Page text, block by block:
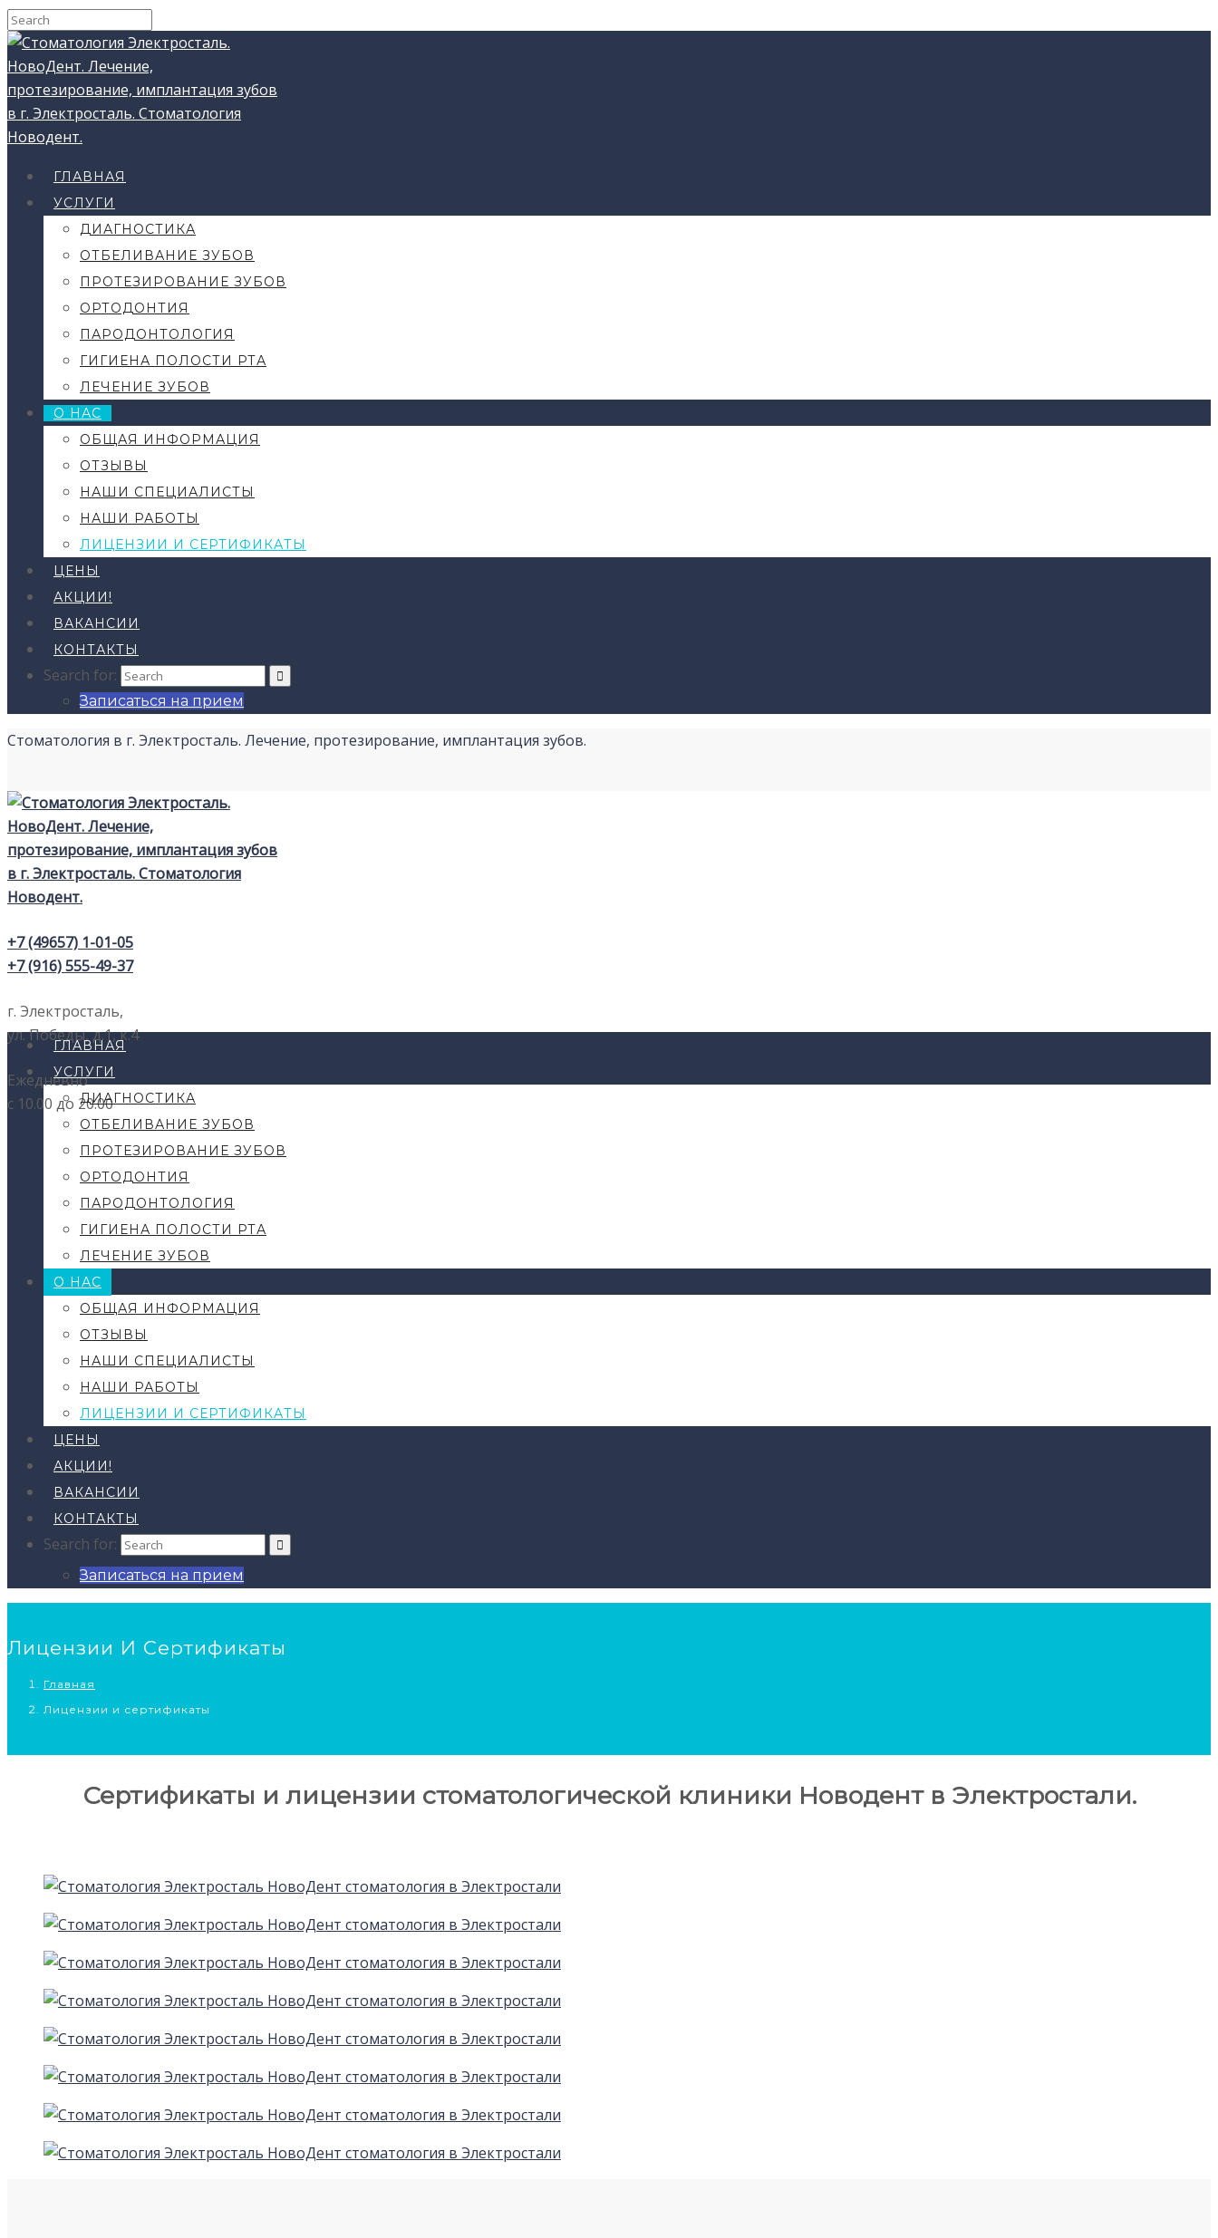
ГЛАВНАЯ
УСЛУГИ
ДИАГНОСТИКА
ОТБЕЛИВАНИЕ ЗУБОВ
ПРОТЕЗИРОВАНИЕ ЗУБОВ
ОРТОДОНТИЯ
ПАРОДОНТОЛОГИЯ
ГИГИЕНА ПОЛОСТИ РТА
ЛЕЧЕНИЕ ЗУБОВ
О НАС
ОБЩАЯ ИНФОРМАЦИЯ
ОТЗЫВЫ
НАШИ СПЕЦИАЛИСТЫ
НАШИ РАБОТЫ
ЛИЦЕНЗИИ И СЕРТИФИКАТЫ
ЦЕНЫ
АКЦИИ!
ВАКАНСИИ
КОНТАКТЫ
Search for:
Записаться на прием
Стоматология в г. Электросталь. Лечение, протезирование, имплантация зубов.
+7 (49657) 1-01-05
+7 (916) 555-49-37
г. Электросталь,
ул. Победы, д.1, к.4
Ежедневно
с 10.00 до 20.00
ГЛАВНАЯ
УСЛУГИ
ДИАГНОСТИКА
ОТБЕЛИВАНИЕ ЗУБОВ
ПРОТЕЗИРОВАНИЕ ЗУБОВ
ОРТОДОНТИЯ
ПАРОДОНТОЛОГИЯ
ГИГИЕНА ПОЛОСТИ РТА
ЛЕЧЕНИЕ ЗУБОВ
О НАС
ОБЩАЯ ИНФОРМАЦИЯ
ОТЗЫВЫ
НАШИ СПЕЦИАЛИСТЫ
НАШИ РАБОТЫ
ЛИЦЕНЗИИ И СЕРТИФИКАТЫ
ЦЕНЫ
АКЦИИ!
ВАКАНСИИ
КОНТАКТЫ
Search for:
Записаться на прием
Лицензии И Сертификаты
Главная
Лицензии и сертификаты
Сертификаты и лицензии стоматологической клиники Новодент в Электростали.